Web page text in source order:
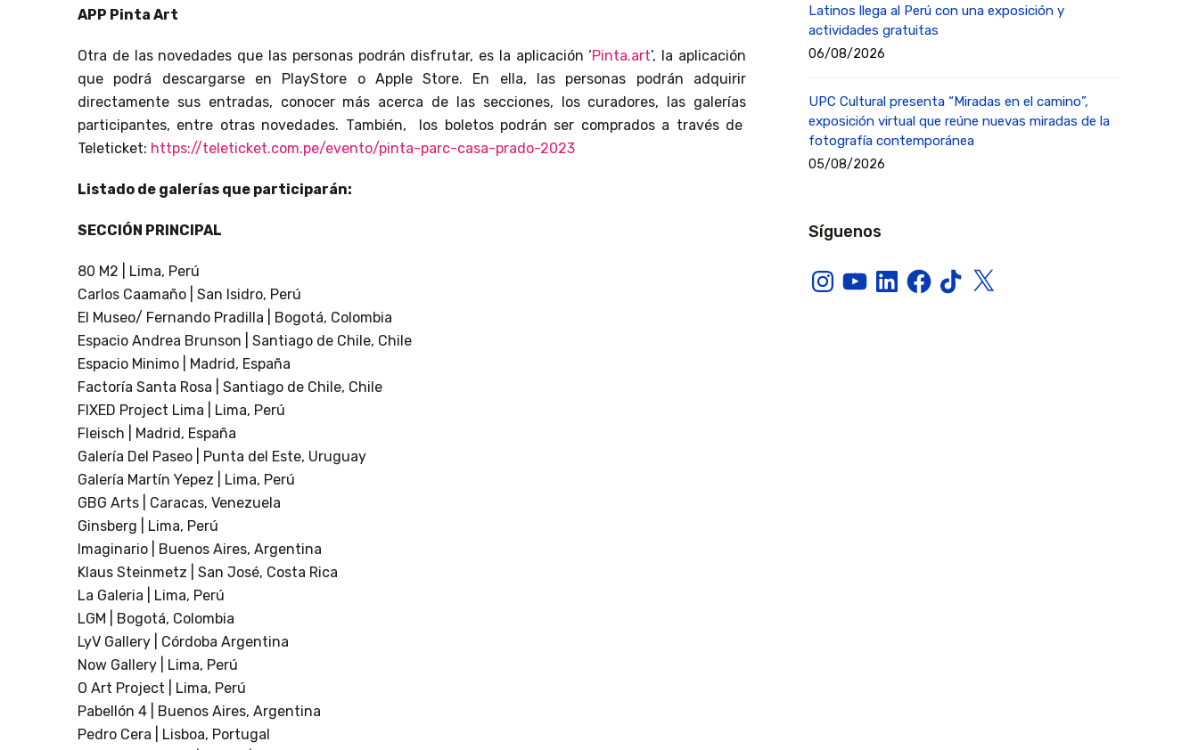
APP Pinta Art
Otra de las novedades que las personas podrán disfrutar, es la aplicación ‘Pinta.art’, la aplicación
que podrá descargarse en PlayStore o Apple Store. En ella, las personas podrán adquirir
directamente sus entradas, conocer más acerca de las secciones, los curadores, las galerías
participantes, entre otras novedades. También, los boletos podrán ser comprados a través de
Teleticket: https://teleticket.com.pe/evento/pinta-parc-casa-prado-2023
Listado de galerías que participarán:
SECCIÓN PRINCIPAL
80 M2 | Lima, Perú
Carlos Caamaño | San Isidro, Perú
El Museo/ Fernando Pradilla | Bogotá, Colombia
Espacio Andrea Brunson | Santiago de Chile, Chile
Espacio Minimo | Madrid, España
Factoría Santa Rosa | Santiago de Chile, Chile
FIXED Project Lima | Lima, Perú
Fleisch | Madrid, España
Galería Del Paseo | Punta del Este, Uruguay
Galería Martín Yepez | Lima, Perú
GBG Arts | Caracas, Venezuela
Ginsberg | Lima, Perú
Imaginario | Buenos Aires, Argentina
Klaus Steinmetz | San José, Costa Rica
La Galeria | Lima, Perú
LGM | Bogotá, Colombia
LyV Gallery | Córdoba Argentina
Now Gallery | Lima, Perú
O Art Project | Lima, Perú
Pabellón 4 | Buenos Aires, Argentina
Pedro Cera | Lisboa, Portugal
Latinos llega al Perú con una exposición y
actividades gratuitas
06/08/2026
UPC Cultural presenta “Miradas en el camino”,
exposición virtual que reúne nuevas miradas de la
fotografía contemporánea
05/08/2026
Síguenos
InstagramYouTubeLinkedInFacebook
TikTokX